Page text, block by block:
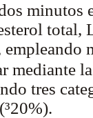
minutos
mediante
tres
³20%).